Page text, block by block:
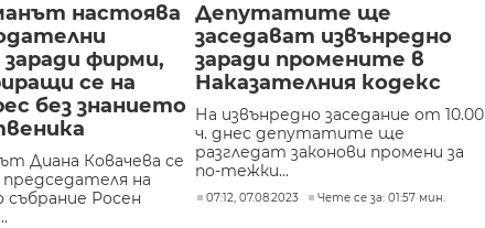
настоява
фирми,
се на
без знанието
Диана Ковачева се
на
Росен
Депутатите ще
заседават извънредно
заради промените в
Наказателния кодекс
На извънредно заседание от 10.00
ч. днес депутатите ще
разгледат законови промени за
по-тежки...
07:12, 07.08.2023 Чете се за: 01:57 мин.